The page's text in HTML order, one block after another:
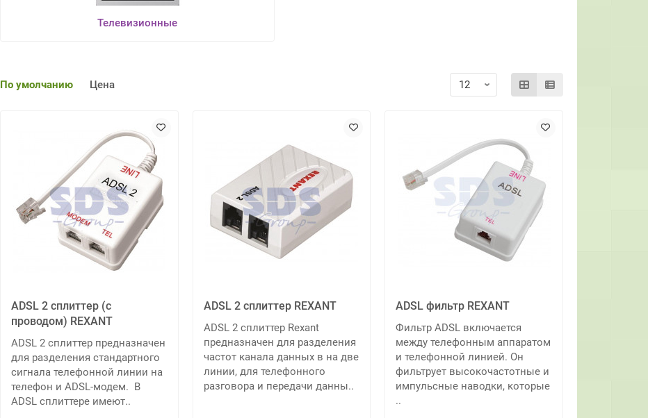
Телевизионные
По умолчанию Цена
ADSL 2 сплиттер (с
проводом) REXANT
ADSL 2 сплиттер предназначен
для разделения стандартного
сигнала телефонной линии на
телефон и ADSL-модем. В
ADSL сплиттере имеют..
ADSL 2 сплиттер REXANT
ADSL 2 сплиттер Rexant
предназначен для разделения
частот канала данных в на две
линии, для телефонного
разговора и передачи данны..
ADSL фильтр REXANT
Фильтр ADSL включается
между телефонным аппаратом
и телефонной линией. Он
фильтрует высокочастотные и
импульсные наводки, которые
..